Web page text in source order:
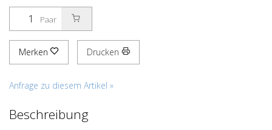
Paar
Merken Drucken
Anfrage zu diesem Artikel »
Beschreibung